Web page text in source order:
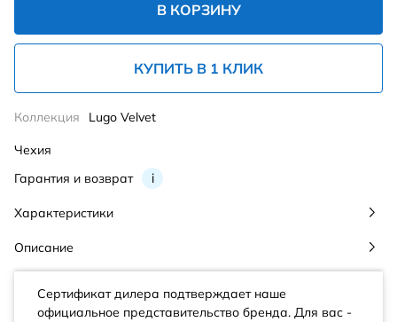
В КОРЗИНУ
КУПИТЬ В 1 КЛИК
Гарантия и возврат i
Коллекция Lugo Velvet
Чехия
Характеристики
Описание
Сертификат дилера подтверждает наше
официальное представительство бренда. Для вас -